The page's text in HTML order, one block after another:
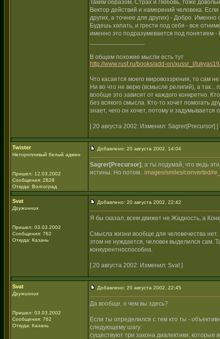
Таким образом, Страх и Любовь, тоже
Вектор действий и намерений человека.
других, а точнее для других) - Добро.
Будешь хапать, и грести под себя - все
именно это подразумевается под понятием -
В общем похожие мысли есть тут
http://www.rusf.ru/books/add-on/xussr_l/
Что касается моего мировоззрения, то сам
Ни во что не верю (всмысле религий), а
вообще это зависит от каждого конкретно.
без всякого смысла. Кто-то хочет помогать
знает, чего он хочет, потому и задумывается
[ 20 августа 2002: Изменил: Sagrer[Precursor] ]
Twister
Неторопливый белый админ
Пришел: 12.03.2002
Сообщения: 2828
Откуда: Волгоград
Добавлено: 20 августа 2002, 14:04
Sagrer[Precursor] , а ты подумай, что ведь
истины. Но потом.. images/smiles/converted/
Svat
Дружинник
Пришел: 03.03.2002
Сообщения: 762
Откуда: Казань
Добавлено: 20 августа 2002, 22:42
Я бы сказал, всем движет не Жадность, а
Смысла жизни вообще для человечества нет.
этом не нуждается, человек выделился сам.
конкурентноспособна.
[ 20 августа 2002: Изменил: Svat ]
Svat
Дружинник
Пришел: 03.03.2002
Сообщения: 762
Откуда: Казань
Добавлено: 20 августа 2002, 22:45
Да вообще, о чем вы здесь?
Если ты определился с тем кто ты -
следующему шагу:
существуют три закона диалектики, которые